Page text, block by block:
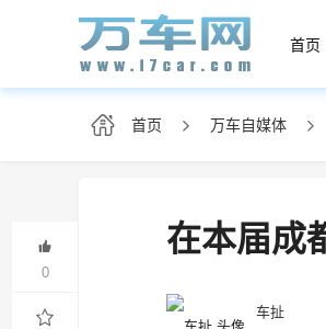
首页
首页 万车自媒体
在本届成
车扯
0